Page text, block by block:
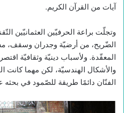
آيات من القرآن الكريم.
وتجلّت براعة الحرفيّين العثمانيّين
الضّريح، من أرضيّة وجدران وسقف،
المعقّدة. ولأسباب دينيّة وثقافيّة
والأشكال الهندسيّة، لكن مهما كانت
الفنّان دائمًا طريقة للصّمود في بحثه